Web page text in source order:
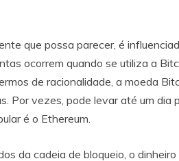
que possa parecer, é
ocorrem quando se utiliza a
de racionalidade, a moeda
Por vezes, pode levar até um dia
é o Ethereum.
da cadeia de bloqueio, o